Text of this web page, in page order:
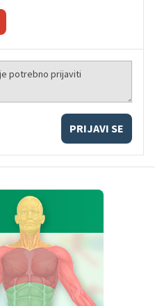
PRIJAVI SE